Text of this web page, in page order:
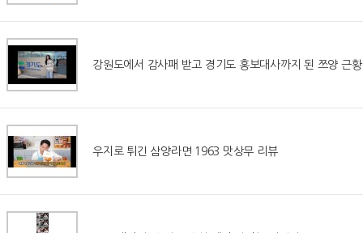
강원도에서 감사패 받고 경기도 홍보대사까지 된 쯔양 근
우지로 튀긴 삼양라면 1963 맛상무 리뷰